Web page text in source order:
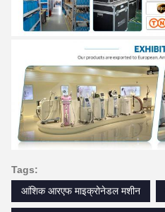
Tags:
आंशिक आरएफ माइक्रोनेडल मशीन